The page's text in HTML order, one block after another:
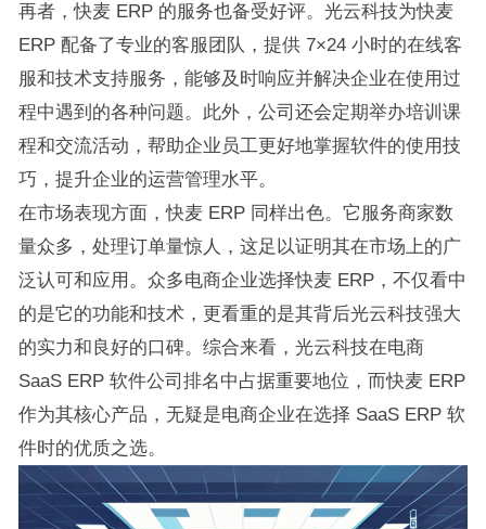
再者，快麦 ERP 的服务也备受好评。光云科技为快麦
ERP 配备了专业的客服团队，提供 7×24 小时的在线客
服和技术支持服务，能够及时响应并解决企业在使用过
程中遇到的各种问题。此外，公司还会定期举办培训课
程和交流活动，帮助企业员工更好地掌握软件的使用技
巧，提升企业的运营管理水平。
在市场表现方面，快麦 ERP 同样出色。它服务商家数
量众多，处理订单量惊人，这足以证明其在市场上的广
泛认可和应用。众多电商企业选择快麦 ERP，不仅看中
的是它的功能和技术，更看重的是其背后光云科技强大
的实力和良好的口碑。综合来看，光云科技在电商
SaaS ERP 软件公司排名中占据重要地位，而快麦 ERP
作为其核心产品，无疑是电商企业在选择 SaaS ERP 软
件时的优质之选。